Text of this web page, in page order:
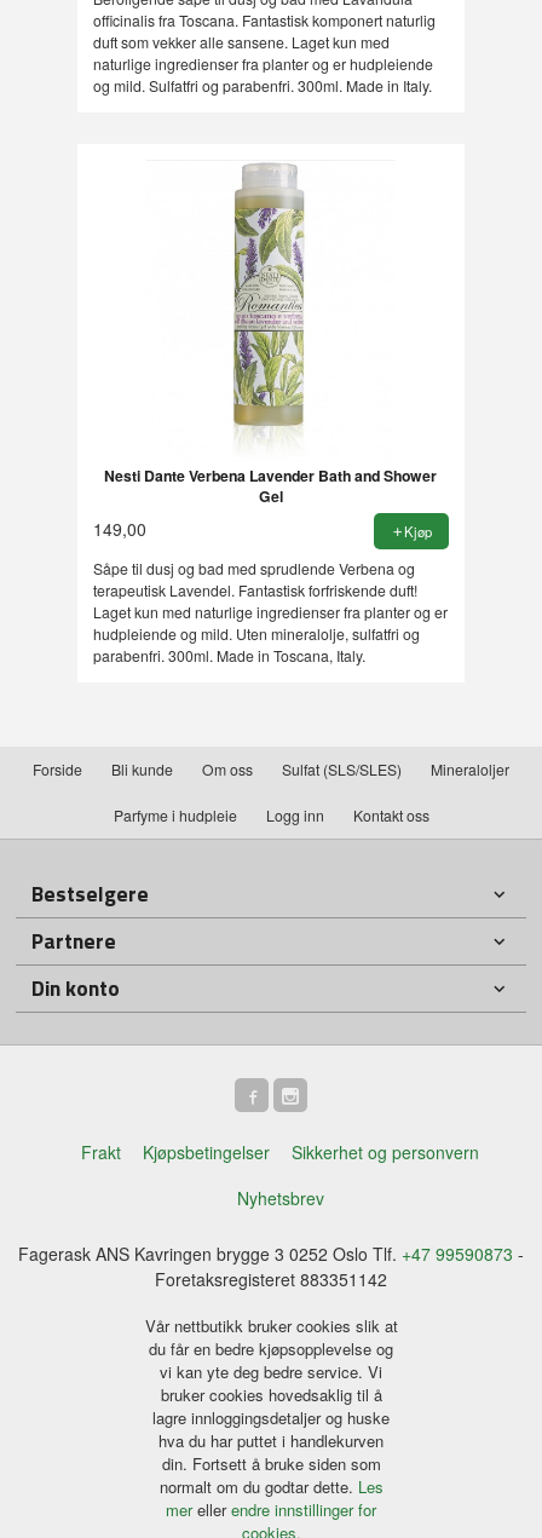
officinalis fra Toscana. Fantastisk komponert naturlig
duft som vekker alle sansene. Laget kun med
naturlige ingredienser fra planter og er hudpleiende
og mild. Sulfatfri og parabenfri. 300ml. Made in Italy.
Nesti Dante Verbena Lavender Bath and Shower
Gel
149,00 Kjøp
Såpe til dusj og bad med sprudlende Verbena og
terapeutisk Lavendel. Fantastisk forfriskende duft!
Laget kun med naturlige ingredienser fra planter og er
hudpleiende og mild. Uten mineralolje, sulfatfri og
parabenfri. 300ml. Made in Toscana, Italy.
Forside Bli kunde Om oss Sulfat (SLS/SLES) Mineraloljer
Parfyme i hudpleie Logg inn Kontakt oss
Bestselgere
Partnere
Din konto
Frakt Kjøpsbetingelser
Sikkerhet og personvern
Nyhetsbrev
Fagerask ANS Kavringen brygge 3 0252 Oslo Tlf. +47 99590873 -
Foretaksregisteret 883351142
Vår nettbutikk bruker cookies slik at
du får en bedre kjøpsopplevelse og
vi kan yte deg bedre service. Vi
bruker cookies hovedsaklig til å
lagre innloggingsdetaljer og huske
hva du har puttet i handlekurven
din. Fortsett å bruke siden som
normalt om du godtar dette. Les
merellerendre innstillinger for
cookies.